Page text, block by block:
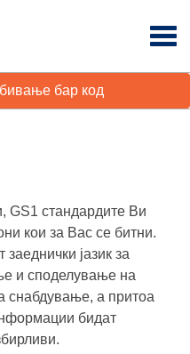
бар код
GS1 стандардите Ви
кои за Вас се битни.
јазик за
и споделување на
снабдување, а притоа
бидат